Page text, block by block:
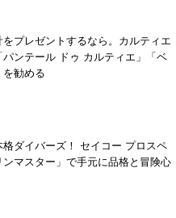
プレゼントするなら。カルティエ
パンテール ドゥ カルティエ」「ベ
を勧める
格ダイバーズ！ セイコー プロスペ
ンマスター」で手元に品格と冒険心